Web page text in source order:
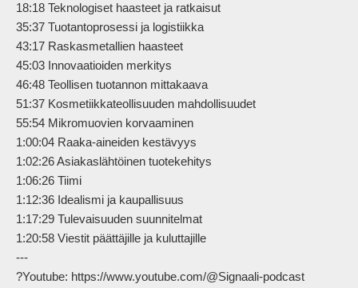
18:18 Teknologiset haasteet ja ratkaisut
35:37 Tuotantoprosessi ja logistiikka
43:17 Raskasmetallien haasteet
45:03 Innovaatioiden merkitys
46:48 Teollisen tuotannon mittakaava
51:37 Kosmetiikkateollisuuden mahdollisuudet
55:54 Mikromuovien korvaaminen
1:00:04 Raaka-aineiden kestävyys
1:02:26 Asiakaslähtöinen tuotekehitys
1:06:26 Tiimi
1:12:36 Idealismi ja kaupallisuus
1:17:29 Tulevaisuuden suunnitelmat
1:20:58 Viestit päättäjille ja kuluttajille
---
?Youtube: https://www.youtube.com/@Signaali-podcast